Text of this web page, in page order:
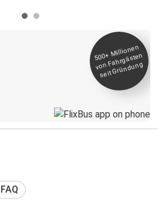
500+
Millionen
von Fahrgästen
seit
Gründung
FAQ